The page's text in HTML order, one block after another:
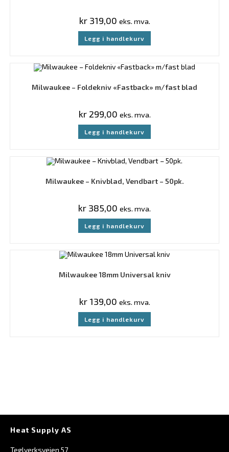
kr319,00 eks. mva.
Legg i handlekurv
Milwaukee – Foldekniv «Fastback» m/fast blad
kr299,00 eks. mva.
Legg i handlekurv
Milwaukee – Knivblad, Vendbart – 50pk.
kr 385,00 eks. mva.
Legg i handlekurv
Milwaukee 18mm Universal kniv
kr139,00 eks. mva.
Legg i handlekurv
Heat Supply AS
Teglverksveien 57